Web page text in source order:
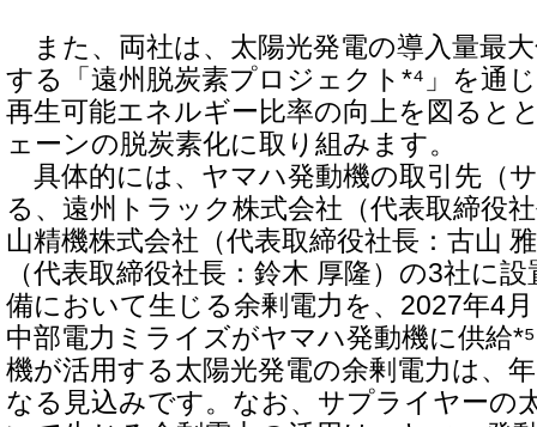
また、両社は、太陽光発電の導入量最
する「遠州脱炭素プロジェクト*⁴」を通
再生可能エネルギー比率の向上を図ると
ェーンの脱炭素化に取り組みます。
具体的には、ヤマハ発動機の取引先（
る、遠州トラック株式会社（代表取締役
山精機株式会社（代表取締役社長：古山
（代表取締役社長：鈴木 厚隆）の3社に
備において生じる余剰電力を、2027年4
中部電力ミライズがヤマハ発動機に供給
機が活用する太陽光発電の余剰電力は、
なる見込みです。なお、サプライヤーの